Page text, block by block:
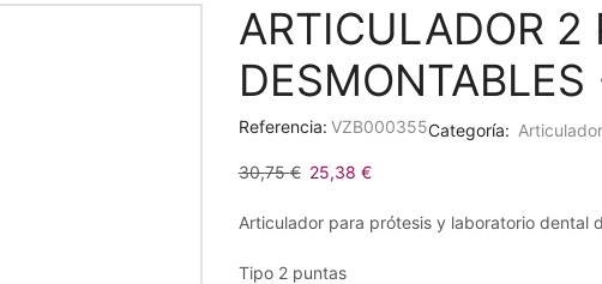
ARTICULADOR 2
Referencia: VZB000355Categoría:
30,75€ 25,38 €
Articulador para prótesis y laboratorio dental
Tipo 2 puntas